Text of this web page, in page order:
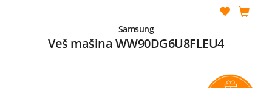
Samsung
Veš mašina WW90DG6U8FLEU4